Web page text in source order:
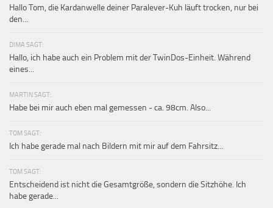
Hallo Tom, die Kardanwelle deiner Paralever-Kuh läuft trocken, nur bei
den...
DIMA SAGT:
Hallo, ich habe auch ein Problem mit der TwinDos-Einheit. Während
eines...
MARTIN SAGT:
Habe bei mir auch eben mal gemessen - ca. 98cm. Also...
TOM SAGT:
Ich habe gerade mal nach Bildern mit mir auf dem Fahrsitz...
TOM SAGT:
Entscheidend ist nicht die Gesamtgröße, sondern die Sitzhöhe. Ich
habe gerade...